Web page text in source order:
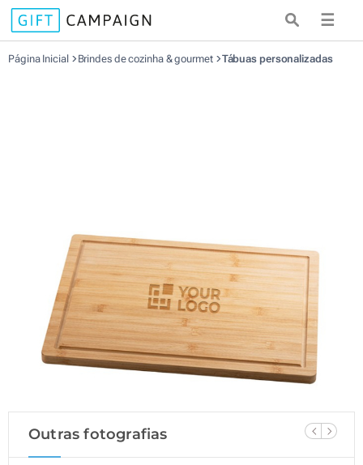
☰
Página Inicial Brindes de cozinha & gourmet Tábuas personalizadas
Outras fotografias